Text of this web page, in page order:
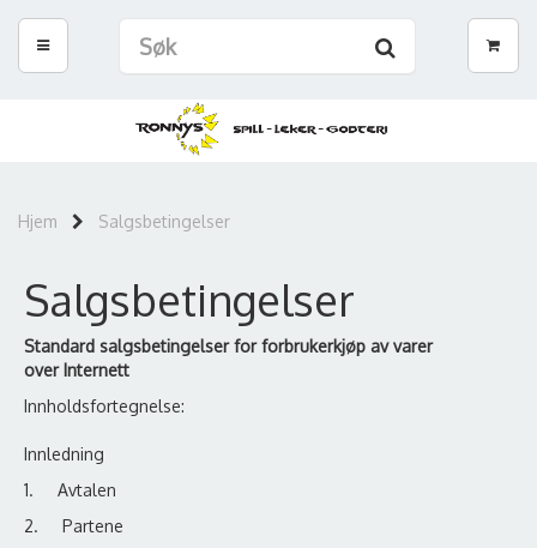
Hjem Salgsbetingelser
Salgsbetingelser
Standard salgsbetingelser for forbrukerkjøp av varer
over Internett
Innholdsfortegnelse:
Innledning
1. Avtalen
2. Partene